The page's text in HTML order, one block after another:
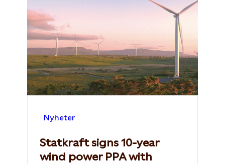
Nyheter
Statkraft signs 10-year
wind power PPA with